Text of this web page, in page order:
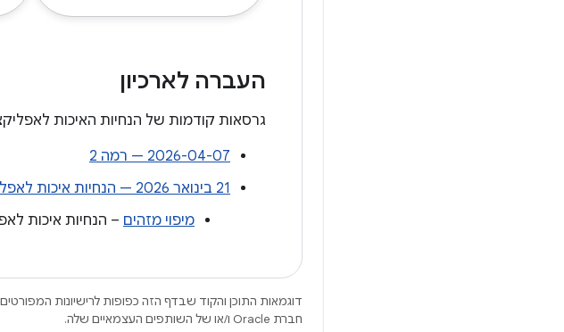
העברה לארכיון
גרסאות קודמות של הנחיות האיכות
2026-04-07 — רמה 2
‫21 בינואר 2026 — הנחיות איכות לאפליקציות למסכים גדולים
מיפוי מזהים – הנחיות איכות
דוגמאות התוכן והקוד שבדף הזה כפופות לרישיונות
חברת Oracle ו/או של השותפים העצמאיים שלה.